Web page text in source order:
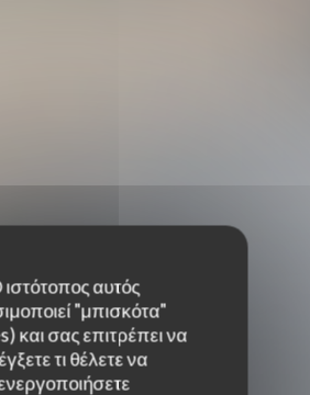
αυτός
"μπισκότα"
και σας επιτρέπει να
τι θέλετε να